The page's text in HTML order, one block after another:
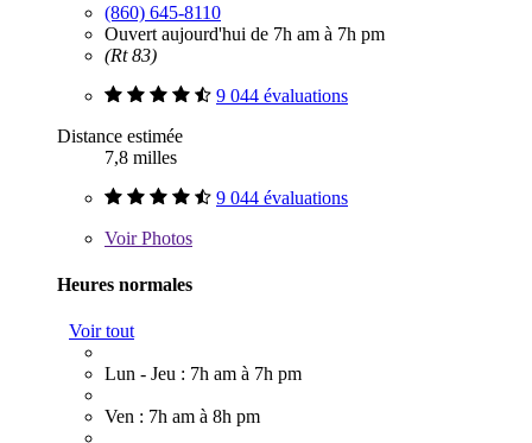
(860) 645-8110
Ouvert aujourd'hui de 7h am à 7h pm
(Rt 83)
9 044 évaluations
Distance estimée
7,8 milles
9 044 évaluations
VoirPhotos
Heures normales
Voir tout
Lun - Jeu : 7h am à 7h pm
Ven : 7h am à 8h pm